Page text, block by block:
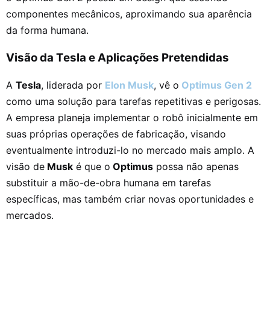
componentes mecânicos, aproximando sua aparência
da forma humana.
Visão da Tesla e Aplicações Pretendidas
A Tesla, liderada por Elon Musk, vê o Optimus Gen 2
como uma solução para tarefas repetitivas e perigosas.
A empresa planeja implementar o robô inicialmente em
suas próprias operações de fabricação, visando
eventualmente introduzi-lo no mercado mais amplo. A
visão de Musk é que o Optimus possa não apenas
substituir a mão-de-obra humana em tarefas
específicas, mas também criar novas oportunidades e
mercados.